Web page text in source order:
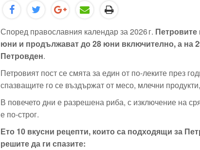
Според православния календар за 2026 г. Петровите
юни и продължават до 28 юни включително, а на
Петровден.
Петровият пост се смята за един от по-леките през
спазващите го се въздържат от месо, млечни
В повечето дни е разрешена риба, с изключение на
е по-строг.
Ето 10 вкусни рецепти, които са подходящи за
решите да ги спазите: